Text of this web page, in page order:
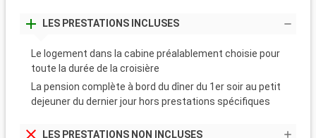
LES PRESTATIONS INCLUSES
Le logement dans la cabine préalablement choisie pour
toute la durée de la croisière
La pension complète à bord du dîner du 1er soir au petit
dejeuner du dernier jour hors prestations spécifiques
LES PRESTATIONS NON INCLUSES